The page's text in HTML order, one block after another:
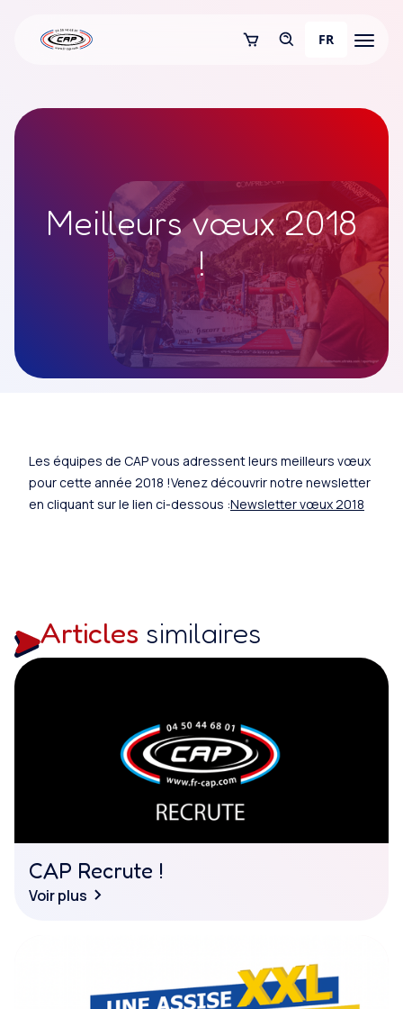
FR
Meilleurs vœux 2018
!
Les équipes de CAP vous adressent leurs meilleurs vœux
pour cette année 2018 !Venez découvrir notre newsletter
en cliquant sur le lien ci-dessous :Newsletter vœux 2018
Articles similaires
CAP Recrute !
Voir plus